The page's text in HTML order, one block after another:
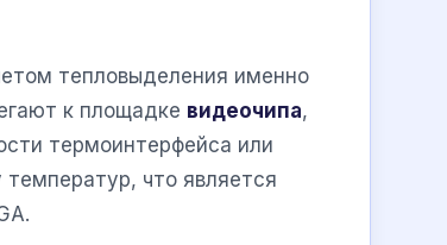
тепловыделения именно
к площадке видеочипа,
термоинтерфейса или
что является